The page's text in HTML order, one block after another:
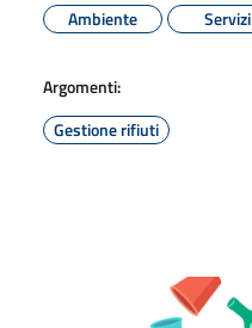
Ambiente
Servizi
Argomenti:
Gestione rifiuti